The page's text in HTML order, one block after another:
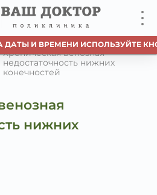
ПРЯМАЯ ЗАПИСЬ К
Хроническая венозная
недостаточность нижних
конечностей
нижних